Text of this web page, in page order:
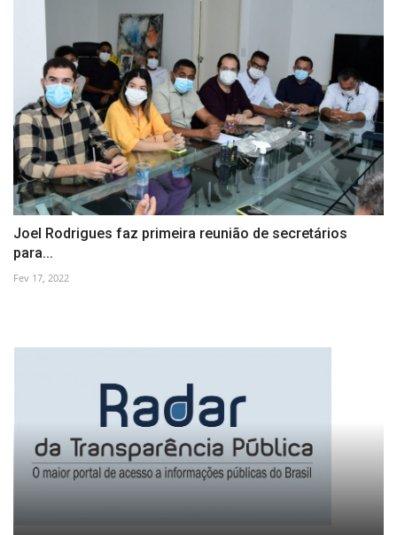
Joel Rodrigues faz primeira reunião de secretários
para...
Fev 17, 2022